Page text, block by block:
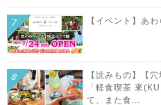
【イベント】あ
【読みもの】【
「軽食喫茶 來
て、また食...